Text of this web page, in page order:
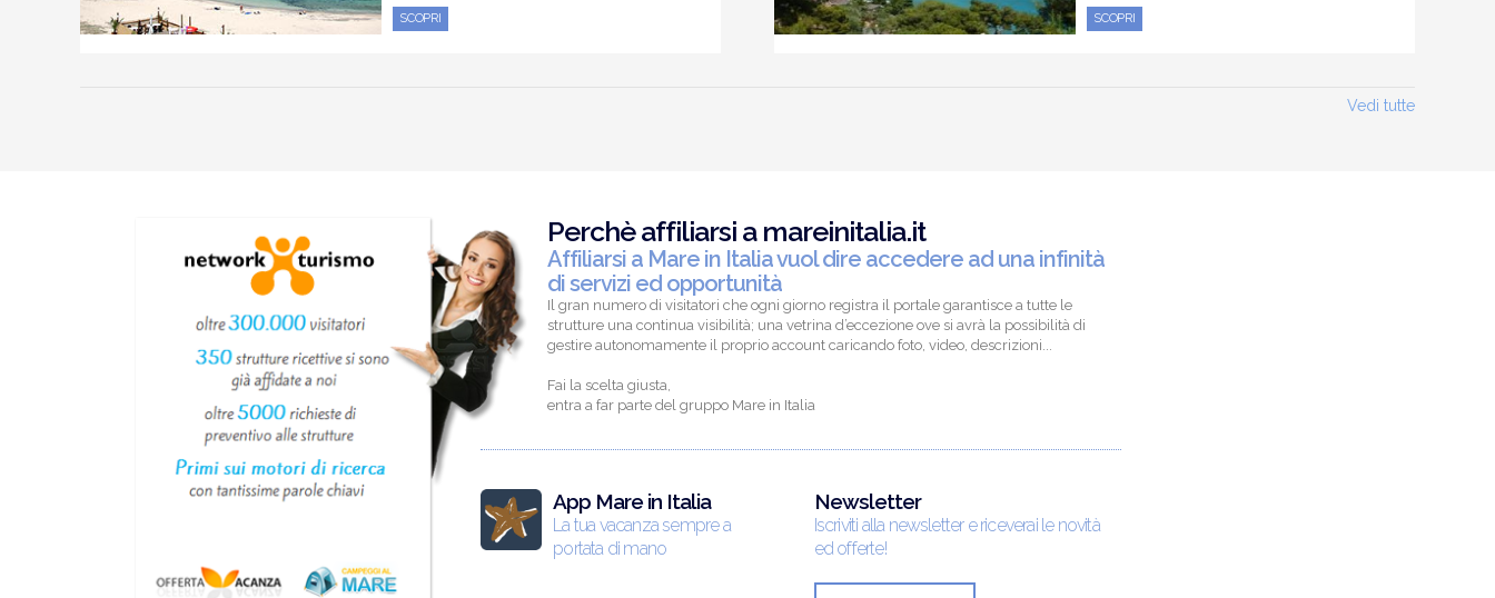
SCOPRI SCOPRI
Vedi tutte
Perchè affiliarsi a mareinitalia.it
Affiliarsi a Mare in Italia vuol dire accedere ad una infinità
di servizi ed opportunità
Il gran numero di visitatori che ogni giorno registra il portale garantisce a tutte le
strutture una continua visibilità; una vetrina d’eccezione ove si avrà la possibilità di
gestire autonomamente il proprio account caricando foto, video, descrizioni...
Fai la scelta giusta,
entra a far parte del gruppo Mare in Italia
App Mare in Italia
La tua vacanza sempre a
portata di mano
Newsletter
Iscriviti alla newsletter e riceverai le novità
ed offerte!